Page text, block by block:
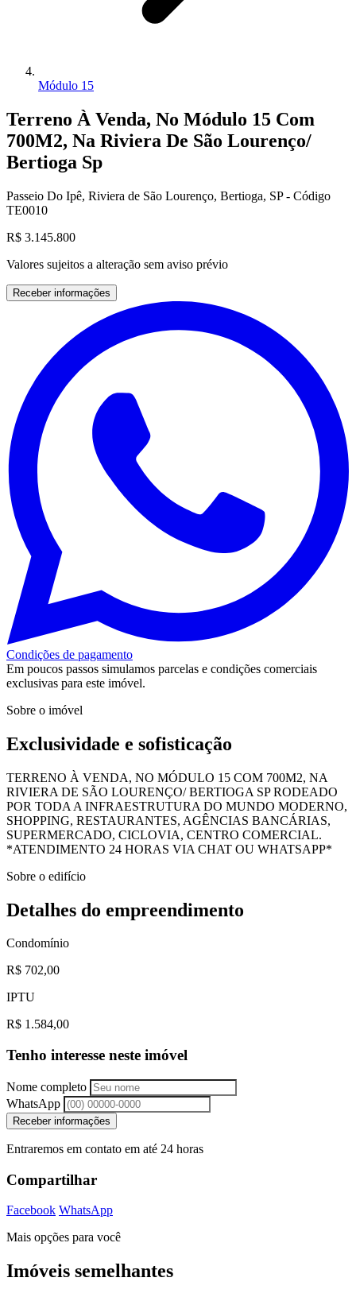
Módulo 15
Terreno À Venda, No Módulo 15 Com
700M2, Na Riviera De São Lourenço/
Bertioga Sp
Passeio Do Ipê, Riviera de São Lourenço, Bertioga, SP - Código
TE0010
R$ 3.145.800
Valores sujeitos a alteração sem aviso prévio
Receber informações
Condições de pagamento
Em poucos passos simulamos parcelas e condições comerciais
exclusivas para este imóvel.
Sobre o imóvel
Exclusividade e sofisticação
TERRENO À VENDA, NO MÓDULO 15 COM 700M2, NA
RIVIERA DE SÃO LOURENÇO/ BERTIOGA SP RODEADO
POR TODA A INFRAESTRUTURA DO MUNDO MODERNO,
SHOPPING, RESTAURANTES, AGÊNCIAS BANCÁRIAS,
SUPERMERCADO, CICLOVIA, CENTRO COMERCIAL.
*ATENDIMENTO 24 HORAS VIA CHAT OU WHATSAPP*
Sobre o edifício
Detalhes do empreendimento
Condomínio
R$ 702,00
IPTU
R$ 1.584,00
Tenho interesse neste imóvel
Nome completo
WhatsApp
Receber informações
Entraremos em contato em até 24 horas
Compartilhar
Facebook WhatsApp
Mais opções para você
Imóveis semelhantes